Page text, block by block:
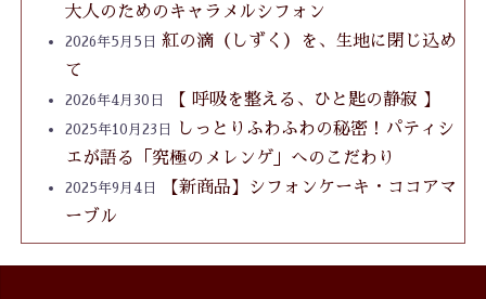
大人のためのキャラメルシフォン
2026年5月5日
紅の滴（しずく）を、生地に閉じ込め
て
2026年4月30日 【 呼吸を整える、ひと匙の静寂 】
2025年10月23日
しっとりふわふわの秘密！パティシ
エが語る「究極のメレンゲ」へのこだわり
2025年9月4日
【新商品】シフォンケーキ・ココアマ
ーブル